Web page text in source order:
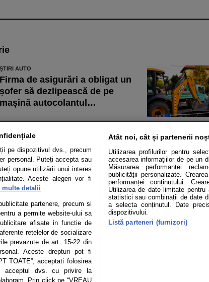
ȘTIRI AUTO
Firma de asigurări a obligat un
șofer să dezlipească de pe
mașină autocolantul…
Trotinetele electrice, mai
periculoase decât
motocicletele. Riscul de a
suferi un traumatism cranian…
drive Mașini electrice Utile Video
de confidentialitate Politica de cookies
Citarea se poate face în limita a 250 de semne. Nicio instituţie
nu poate reproduce integral scrierile publicistice purtătoare de
pe dispozitivul dvs., precum
personal. Puteți accepta sau
opune utilizării unui interes
Aceste alegeri vor fi
multe detalii
partenere, precum si
a permite website-ului sa
afisate in functie de
retelelor de socializare
prevazute de art. 15-22 din
Aceste drepturi pot fi
TOATE”, acceptati folosirea
acceptul dvs. cu privire la
Prin click pe “VREAU
Atât noi, cât și partenerii
Utilizarea profilurilor pentru
accesarea informațiilor de pe un
Măsurarea performanței
publicității personalizate.
performanței conținutului.
Utilizarea de date limitate
statistici sau combinații de date
a selecta conținutul. Date
dispozitivului.
Listă parteneri (furnizori)